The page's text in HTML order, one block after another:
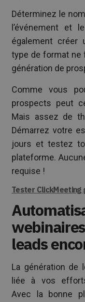
Déterminez le
l’événement et
également créer
type de format ne
génération de
Comme vous
prospects peut
Mais assez de
Démarrez votre
jours et testez
plateforme.
requise !
Tester
leads
La génération de
liée à vos
Avec la bonne